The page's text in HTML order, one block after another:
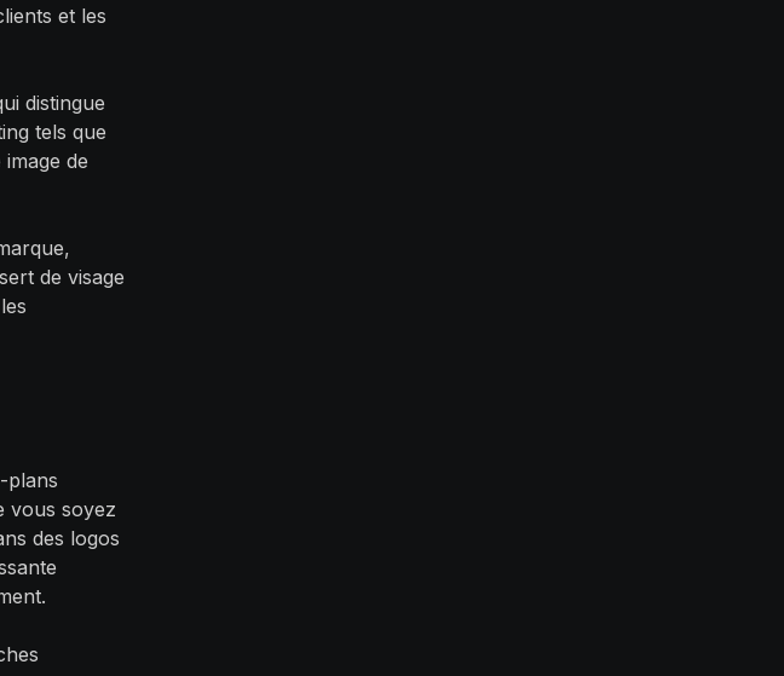
et les
distingue
tels que
de
de visage
plans
vous soyez
des logos